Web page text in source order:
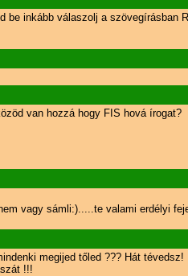
be inkább válaszolj a szövegírásban
van hozzá hogy FIS hová írogat?
vagy sámli:).....te valami erdélyi
megijed tőled ??? Hát
!!!